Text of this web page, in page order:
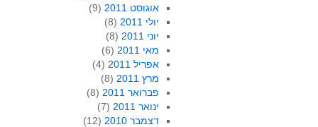
אוגוסט 2011
(9)
יולי 2011
(8)
יוני 2011
(8)
מאי 2011
(6)
אפריל 2011
(4)
מרץ 2011
(8)
פברואר 2011
(8)
ינואר 2011
(7)
דצמבר 2010
(12)